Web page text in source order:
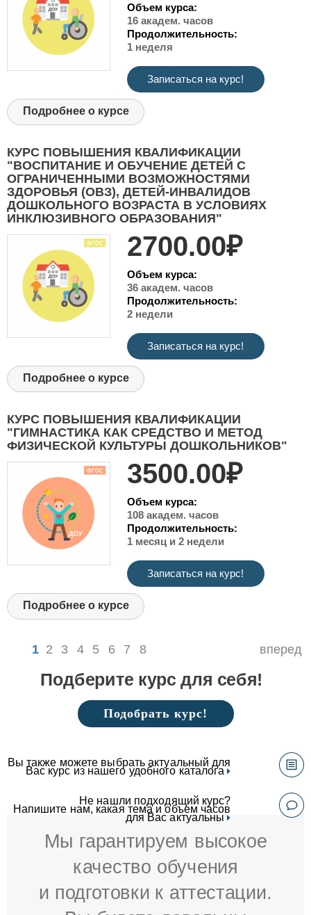
Объем курса:
16 академ. часов
Продолжительность:
1 неделя
Записаться на курс!
Подробнее о курсе
КУРС ПОВЫШЕНИЯ КВАЛИФИКАЦИИ
"ВОСПИТАНИЕ И ОБУЧЕНИЕ ДЕТЕЙ С
ОГРАНИЧЕННЫМИ ВОЗМОЖНОСТЯМИ
ЗДОРОВЬЯ (ОВЗ), ДЕТЕЙ-ИНВАЛИДОВ
ДОШКОЛЬНОГО ВОЗРАСТА В УСЛОВИЯХ
ИНКЛЮЗИВНОГО ОБРАЗОВАНИЯ"
2700.00₽
Объем курса:
36 академ. часов
Продолжительность:
2 недели
Записаться на курс!
Подробнее о курсе
КУРС ПОВЫШЕНИЯ КВАЛИФИКАЦИИ
"ГИМНАСТИКА КАК СРЕДСТВО И МЕТОД
ФИЗИЧЕСКОЙ КУЛЬТУРЫ ДОШКОЛЬНИКОВ"
3500.00₽
Объем курса:
108 академ. часов
Продолжительность:
1 месяц и 2 недели
Записаться на курс!
Подробнее о курсе
1 2 3 4 5 6 7 8 вперед
Подберите курс для себя!
Подобрать курс!
Вы также можете выбрать актуальный для
Вас курс из нашего удобного каталога
Не нашли подходящий курс?
Напишите нам, какая тема и объем часов
для Вас актуальны
Мы гарантируем высокое
качество обучения
и подготовки к аттестации.